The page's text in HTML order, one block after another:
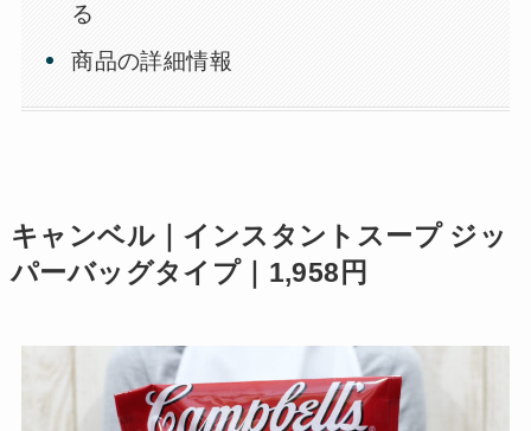
る
商品の詳細情報
キャンベル｜インスタントスープ ジッ
パーバッグタイプ｜1,958円